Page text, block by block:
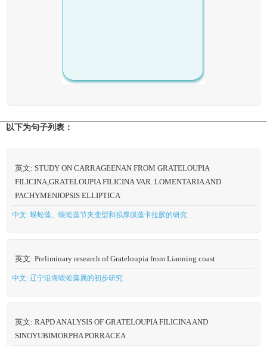
以下为句子列表：
英文: STUDY ON CARRAGEENAN FROM GRATELOUPIA
FILICINA,GRATELOUPIA FILICINA VAR. LOMENTARIA AND
PACHYMENIOPSIS ELLIPTICA
中文: 蜈蚣藻、蜈蚣藻节夹变型和拟厚膜藻卡拉胶的研究
英文: Preliminary research of Grateloupia from Liaoning coast
中文: 辽宁沿海蜈蚣藻属的初步研究
英文: RAPD ANALYSIS OF GRATELOUPIA FILICINA AND
SINOYUBIMORPHA PORRACEA